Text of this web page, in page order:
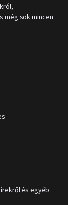
még sok minden
és egyéb